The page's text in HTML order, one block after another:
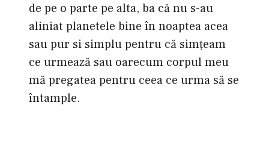
de pe o parte pe alta, ba că nu s-au
aliniat planetele bine în noaptea acea
sau pur si simplu pentru că simţeam
ce urmează sau oarecum corpul meu
mă pregatea pentru ceea ce urma să se
întample.